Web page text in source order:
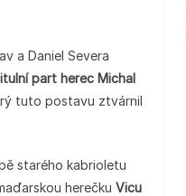
a Daniel Severa
part herec Michal
tuto postavu ztvárnil
starého kabrioletu
herečku Vicu